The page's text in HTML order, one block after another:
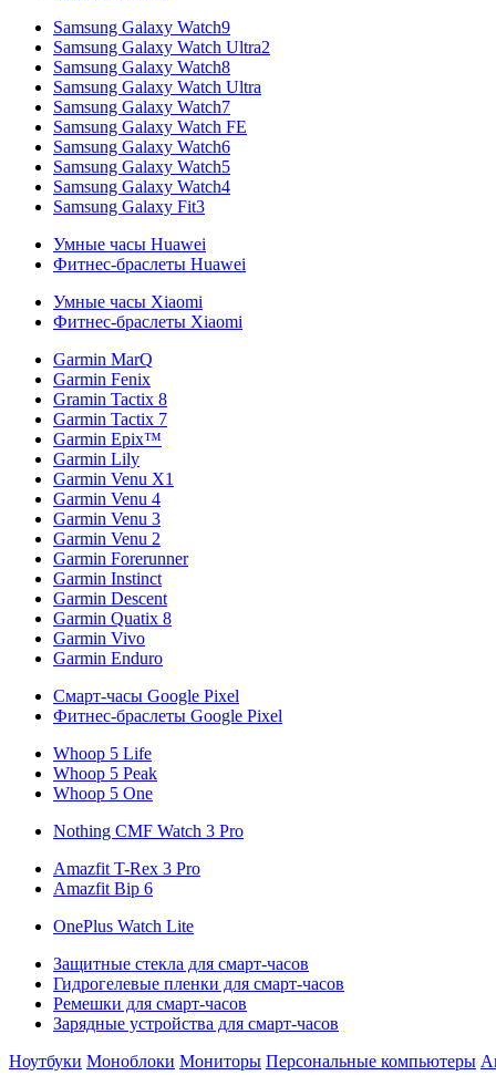
Samsung Galaxy Watch9
Samsung Galaxy Watch Ultra2
Samsung Galaxy Watch8
Samsung Galaxy Watch Ultra
Samsung Galaxy Watch7
Samsung Galaxy Watch FE
Samsung Galaxy Watch6
Samsung Galaxy Watch5
Samsung Galaxy Watch4
Samsung Galaxy Fit3
Умные часы Huawei
Фитнес-браслеты Huawei
Умные часы Xiaomi
Фитнес-браслеты Xiaomi
Garmin MarQ
Garmin Fenix
Gramin Tactix 8
Garmin Tactix 7
Garmin Epix™
Garmin Lily
Garmin Venu X1
Garmin Venu 4
Garmin Venu 3
Garmin Venu 2
Garmin Forerunner
Garmin Instinct
Garmin Descent
Garmin Quatix 8
Garmin Vivo
Garmin Enduro
Смарт-часы Google Pixel
Фитнес-браслеты Google Pixel
Whoop 5 Life
Whoop 5 Peak
Whoop 5 One
Nothing CMF Watch 3 Pro
Amazfit T-Rex 3 Pro
Amazfit Bip 6
OnePlus Watch Lite
Защитные стекла для смарт-часов
Гидрогелевые пленки для смарт-часов
Ремешки для смарт-часов
Зарядные устройства для смарт-часов
Ноутбуки Моноблоки Мониторы Персональные компьютеры